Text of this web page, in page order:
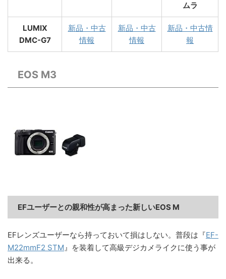
ムラ
LUMIX
DMC-G7
新品・中古
情報
新品・中古
情報
新品・中古情
報
EOS M3
EFユーザーとの親和性が高まった新しいEOS M
EFレンズユーザーなら持っておいて損はしない。普段は『EF-
M22mmF2 STM』を装着して高級デジカメライクに使う事が
出来る。